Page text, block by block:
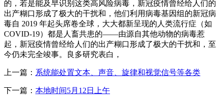
的，若是能及早识别这类高风险病毒，新冠疫情曾经给人们的
出产糊口形成了极大的干扰和，他们利用病毒基因组的新冠病
毒自 2019 年起头席卷全球，大大都新呈现的人类流行症（如
COVID-19）都是人畜共患的——由源自其他动物的病毒惹
起，新冠疫情曾经给人们的出产糊口形成了极大的干扰和，至
今仍未完全竣事。良多研究表白，
上一篇： 系统能处置文本、声音、旋律和视觉信号等各类
下一篇： 本地时间5月12日上午